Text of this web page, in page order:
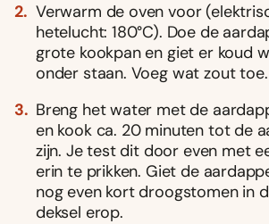
Verwarm de oven voor
hetelucht: 180°C). Doe de
grote kookpan en giet er koud
onder staan. Voeg wat zout toe.
Breng het water met de
en kook ca. 20 minuten tot de
zijn. Je test dit door even met
erin te prikken. Giet de
nog even kort droogstomen in
deksel erop.